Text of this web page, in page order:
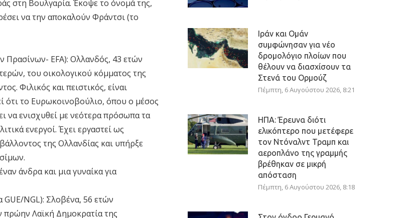
στη Βουλγαρία. Έκοψε το όνομά της,
να την αποκαλούν Φράντσι (το
EFA): Ολλανδός, 43 ετών
του οικολογικού κόμματος της
Φιλικός και πειστικός, είναι
ότι το Ευρωκοινοβούλιο, όπου ο μέσος
να ενισχυθεί με νεότερα πρόσωπα τα
ενεργοί. Έχει εργαστεί ως
της Ολλανδίας και υπήρξε
άνδρα και μια γυναίκα για
NGL): Σλοβένα, 56 ετών
πρώην Λαϊκή Δημοκρατία της
Ιράν και Ομάν
συμφώνησαν για νέο
δρομολόγιο πλοίων που
θέλουν να διασχίσουν τα
Στενά του Ορμούζ
Πέμπτη, 6 Αυγούστου 2026, 8:21
ΗΠΑ: Έρευνα διότι
ελικόπτερο που μετέφερε
τον Ντόναλντ Τραμπ και
αεροπλάνο της γραμμής
βρέθηκαν σε μικρή
απόσταση
Πέμπτη, 6 Αυγούστου 2026, 8:18